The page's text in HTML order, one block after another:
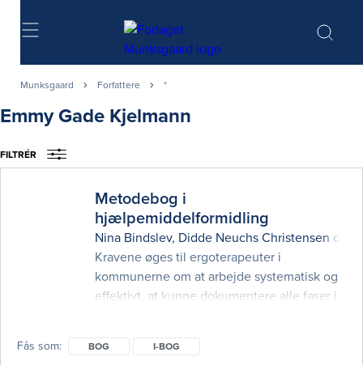
Søg
Munksgaard Forfattere *
Emmy Gade Kjelmann
FILTRÉR
Metodebog i
hjælpemiddelformidling
Nina Bindslev, Didde Neuchs Christensen og
Kravene øges til ergoterapeuter i
kommunerne om at arbejde systematisk og
effektivt, at kunne dokumentere alle faser i
bevilling eller afslag. Denne 2. udgave af
Fås som BOG I-BOG